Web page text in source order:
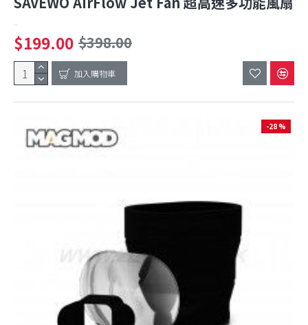
..
$199.00 $398.00
加入購物車
-28 %